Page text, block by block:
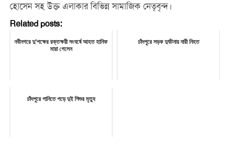
হোসেন সহ উক্ত এলাকার বিভিন্ন সামাজিক নেতৃবৃন্দ।
Related posts:
নবীনগরে দু’পক্ষের রক্তক্ষয়ী সংঘর্ষে আহত হানিফ
মারা গেলেন
চাঁদপুরে সড়ক দুর্ঘটনায় নারী নিহত
চাঁদপুরে পানিতে পড়ে দুই শিশুর মৃত্যু